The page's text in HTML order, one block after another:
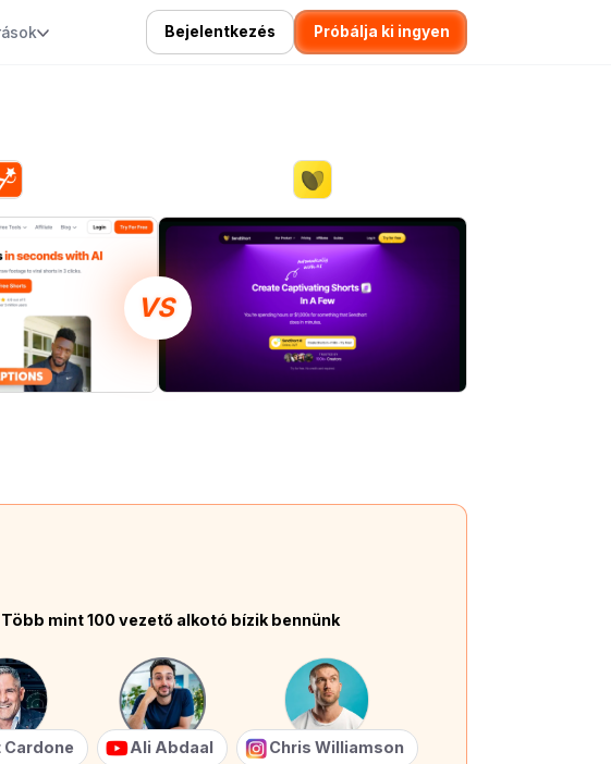
Bejelentkezés Próbálja ki ingyen
VS
Több mint 100 vezető alkotó bízik bennünk
Cardone Ali Abdaal Chris Williamson